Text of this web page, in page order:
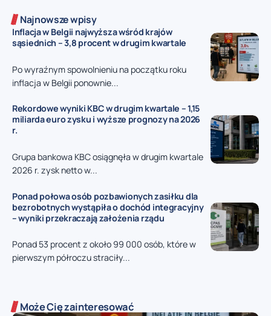
Najnowsze wpisy
Inflacja w Belgii najwyższa wśród krajów
sąsiednich – 3,8 procent w drugim kwartale
Po wyraźnym spowolnieniu na początku roku
inflacja w Belgii ponownie...
Rekordowe wyniki KBC w drugim kwartale – 1,15
miliarda euro zysku i wyższe prognozy na 2026
r.
Grupa bankowa KBC osiągnęła w drugim kwartale
2026 r. zysk netto w...
Ponad połowa osób pozbawionych zasiłku dla
bezrobotnych wystąpiła o dochód integracyjny
– wyniki przekraczają założenia rządu
Ponad 53 procent z około 99 000 osób, które w
pierwszym półroczu straciły...
Może Cię zainteresować